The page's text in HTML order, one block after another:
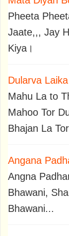
Pheeta
Jaate,,, Jay
Kiya।
Dularva
Mahu La to
Mahoo Tor
Bhajan La
Angana
Angna
Bhawani,
Bhawani...